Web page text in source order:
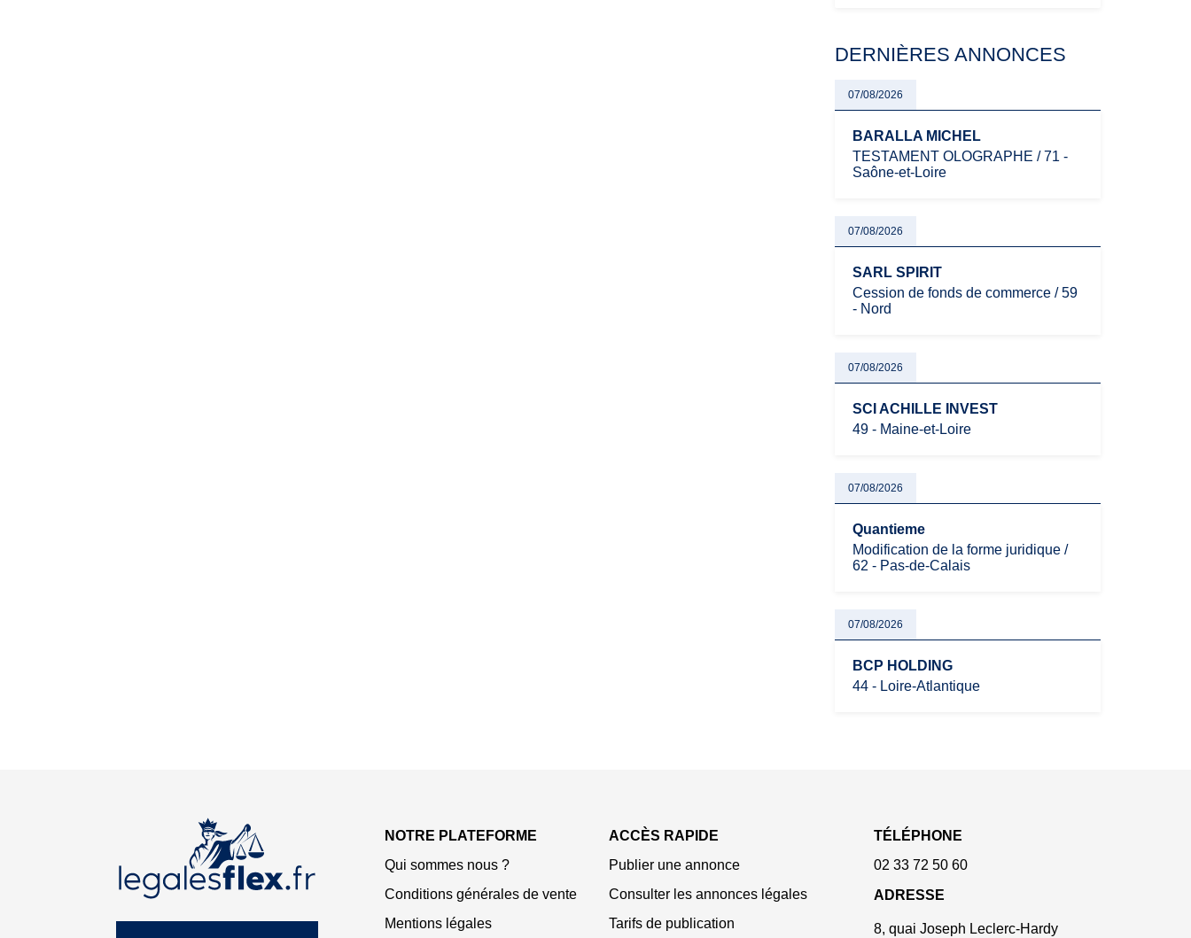
évoluent dans un contexte de contrôle
oblige les indépendants à rester
particulièrement vigilants.
DERNIÈRES ANNONCES
07/08/2026
BARALLA MICHEL
TESTAMENT OLOGRAPHE / 71 -
Saône-et-Loire
07/08/2026
SARL SPIRIT
Cession de fonds de commerce / 59
- Nord
07/08/2026
SCI ACHILLE INVEST
49 - Maine-et-Loire
07/08/2026
Quantieme
Modification de la forme juridique /
62 - Pas-de-Calais
07/08/2026
BCP HOLDING
44 - Loire-Atlantique
NOTRE PLATEFORME
Qui sommes nous ?
Conditions générales de vente
Mentions légales
ACCÈS RAPIDE
Publier une annonce
Consulter les annonces légales
Tarifs de publication
TÉLÉPHONE
02 33 72 50 60
ADRESSE
8, quai Joseph Leclerc-Hardy